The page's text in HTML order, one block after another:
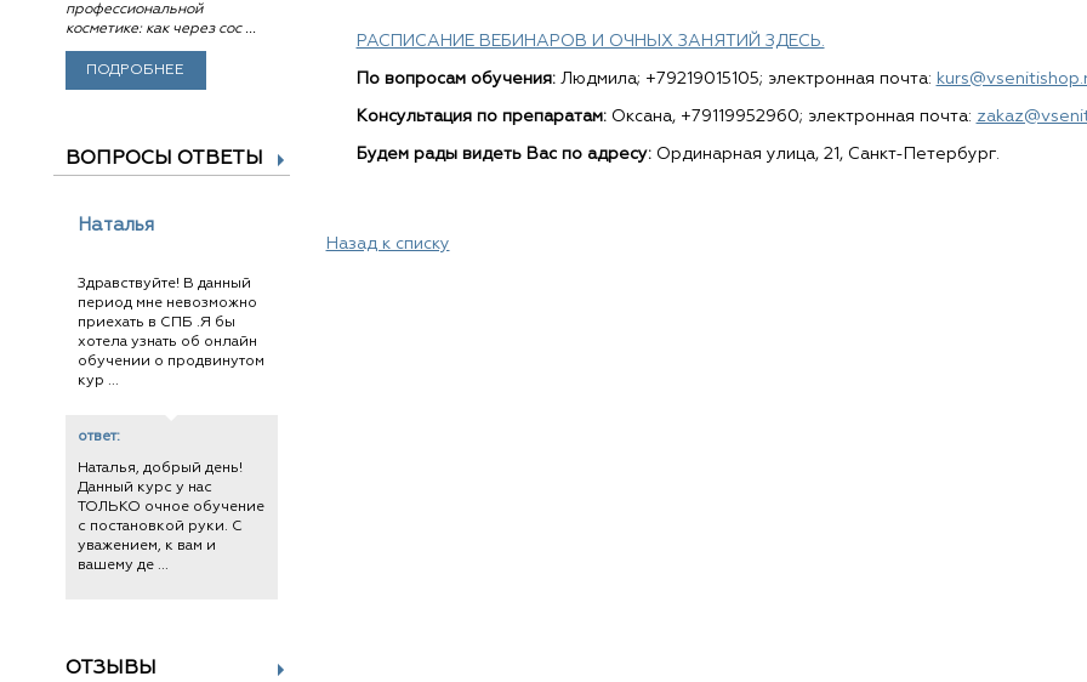
профессиональной
косметике: как через сос ...
ПОДРОБНЕЕ
ВОПРОСЫ ОТВЕТЫ
Наталья
Здравствуйте! В данный
период мне невозможно
приехать в СПБ .Я бы
хотела узнать об онлайн
обучении о продвинутом
кур ...
ответ:
Наталья, добрый день!
Данный курс у нас
ТОЛЬКО очное обучение
с постановкой руки. С
уважением, к вам и
вашему де ...
ОТЗЫВЫ
РАСПИСАНИЕ ВЕБИНАРОВ И ОЧНЫХ ЗАНЯТИЙ ЗДЕСЬ.
По вопросам обучения:Людмила; +79219015105; электронная почта:
Консультация по препаратам:Оксана, +79119952960; электронная почта:
Будем рады видеть Вас по адресу:Ординарная улица, 21, Санкт-Петербург.
Назад к списку